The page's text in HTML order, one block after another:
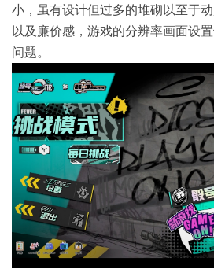
小，虽有设计但过多的堆砌以至于
以及廉价感，游戏的分辨率画面设
问题。